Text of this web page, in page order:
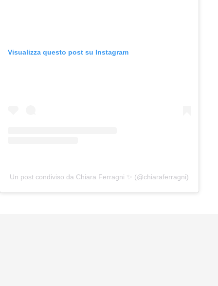
Visualizza questo post su Instagram
Un post condiviso da Chiara Ferragni ✨ (@chiaraferragni)